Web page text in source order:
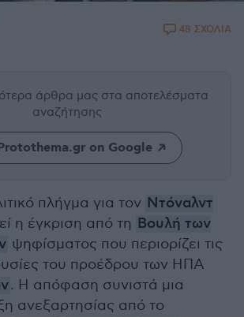
48 ΣΧΟΛΙΑ
άρθρα μας στα αποτελέσματα
αναζήτησης
on Google
πλήγμα για τον Ντόναλντ
η έγκριση από τη Βουλή των
ψηφίσματος που περιορίζει τις
του προέδρου των ΗΠΑ
. Η απόφαση συνιστά μια
ανεξαρτησίας από το